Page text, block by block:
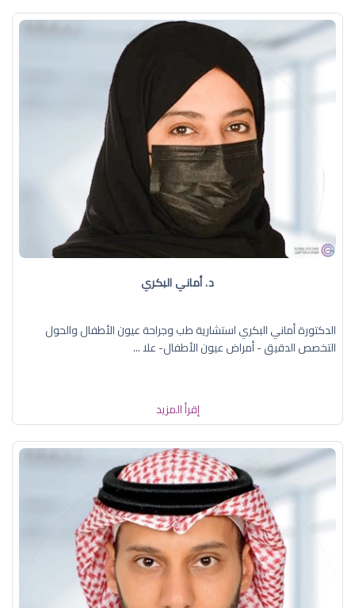
د. أماني البكري
الدكتورة أماني البكري استشارية طب وجراحة عيون الأطفال والحول
التخصص الدقيق - أمراض عيون الأطفال- علا ...
إقرأ المزيد